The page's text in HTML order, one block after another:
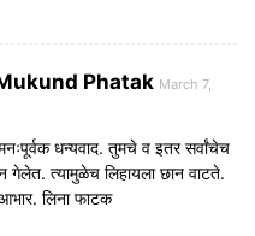
Phatak March 7,
धन्यवाद. तुमचे व इतर सर्वांचेच
गेलेत. त्यामुळेच लिहायला छान वाटते.
लिना फाटक